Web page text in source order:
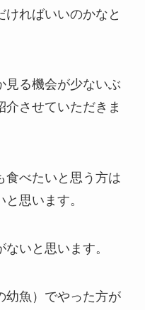
ればいいのかなと
見る機会が少ないぶ
介させていただきま
食べたいと思う方は
思います。
いと思います。
幼魚）でやった方が